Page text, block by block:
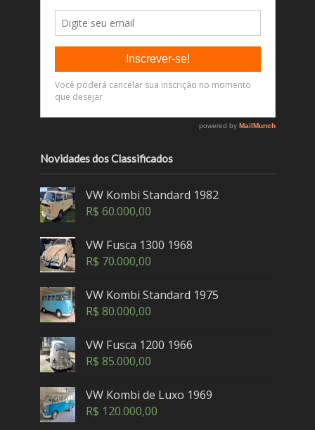
Novidades dos Classificados
VW Kombi Standard 1982
R$ 60.000,00
VW Fusca 1300 1968
R$ 70.000,00
VW Kombi Standard 1975
R$ 80.000,00
VW Fusca 1200 1966
R$ 85.000,00
VW Kombi de Luxo 1969
R$ 120.000,00